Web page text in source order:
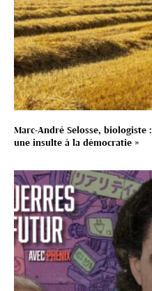
Marc-André Selosse, biologiste
une insulte à la démocratie »